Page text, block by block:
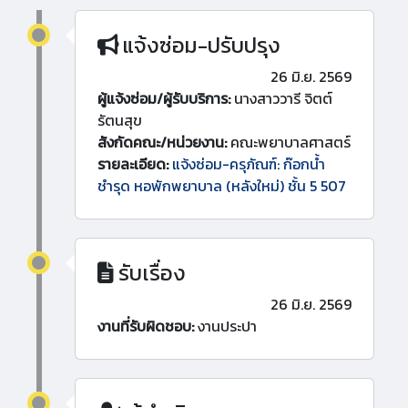
แจ้งซ่อม-ปรับปรุง
26 มิ.ย. 2569
ผู้แจ้งซ่อม/ผู้รับบริการ:นางสาววารี จิตต์
รัตนสุข
สังกัดคณะ/หน่วยงาน:คณะพยาบาลศาสตร์
รายละเอียด: แจ้งซ่อม-ครุภัณฑ์: ก๊อกน้ำ
ชำรุด หอพักพยาบาล (หลังใหม่) ชั้น 5 507
รับเรื่อง
26 มิ.ย. 2569
งานที่รับผิดชอบ:งานประปา